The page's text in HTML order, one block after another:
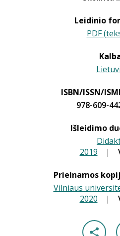
Leidinio
PDF
ISBN/ISSN/
978-609-
Išleidimo
2019 |
Prieinamos
Vilniaus
2020 |